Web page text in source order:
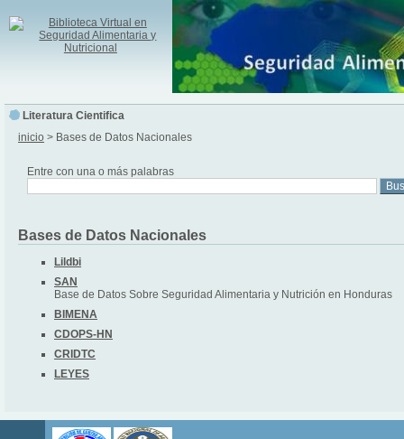
Literatura Cientifica
inicio > Bases de Datos Nacionales
Entre con una o más palabras
Bases de Datos Nacionales
Lildbi
SAN
Base de Datos Sobre Seguridad Alimentaria y Nutrición en Honduras
BIMENA
CDOPS-HN
CRIDTC
LEYES